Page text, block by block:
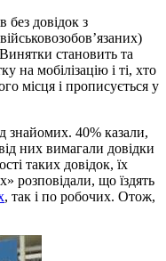
без довідок з
становить та
на мобілізацію і ті, хто
місця і прописується у
знайомих. 40% казали,
них вимагали довідки
таких довідок, їх
розповідали, що їздять
, так і по робочих. Отож,